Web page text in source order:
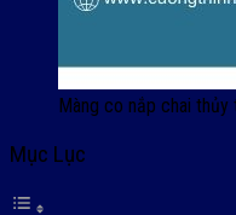
Màng co nắp chai thủy
Mục Lục